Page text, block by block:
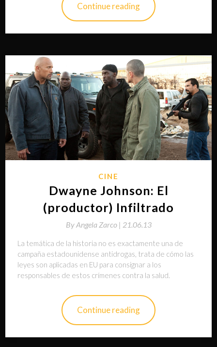
Continue reading
CINE
Dwayne Johnson: El
(productor) Infiltrado
ByAngela Zarco | 21.06.13
La temática de la historia no es exactamente una de
campaña estadounidense antidrogas, trata de cómo las
leyes son aplicadas en EU para consignar a los
responsables de estos crímenes contra la salud.
Continue reading